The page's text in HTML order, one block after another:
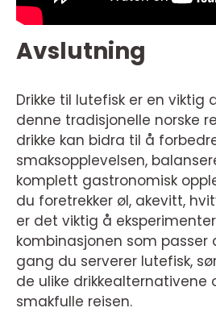
Avslutning
Drikke til lutefisk er en viktig
denne tradisjonelle norske
drikke kan bidra til å
smaksopplevelsen,
komplett gastronomisk
du foretrekker øl, akevitt,
er det viktig å
kombinasjonen som passer
gang du serverer lutefisk,
de ulike drikkealternativene
smakfulle reisen.